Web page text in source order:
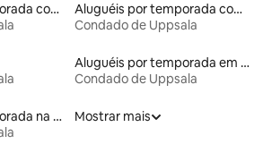
Aluguéis por temporada com caiaque
Aluguéis por temporada com suítes privativas
Condado de Uppsala
Aluguéis por temporada em hotéis-fazenda
Condado de Uppsala
Aluguéis por temporada na orla
Mostrar mais